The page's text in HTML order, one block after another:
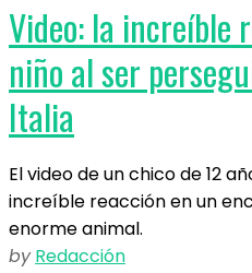
Video: la increíble
niño al ser
Italia
El video de un chico de 12
increíble reacción en un
enorme animal.
by Redacción